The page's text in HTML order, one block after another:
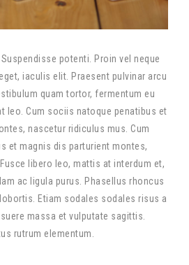
potenti. Proin vel neque
iaculis elit. Praesent pulvinar arcu
quam tortor, fermentum eu
leo. Cum sociis natoque penatibus et
nascetur ridiculus mus. Cum
et magnis dis parturient montes,
libero leo, mattis at interdum et,
ac ligula purus. Phasellus rhoncus
Etiam sodales sodales risus a
massa et vulputate sagittis.
rutrum elementum.